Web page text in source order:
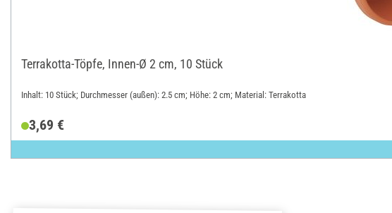
Terrakotta-Töpfe, Innen-Ø 2 cm, 10 Stück
Inhalt: 10 Stück; Durchmesser (außen): 2.5 cm; Höhe: 2 cm; Material: Terrakotta
3,69 €